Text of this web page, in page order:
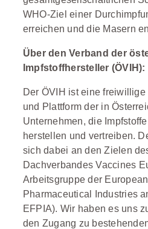
WHO-Ziel einer
erreichen und die Masern
Über den Verband der
Impfstoffhersteller (ÖVIH):
Der ÖVIH ist eine
und Plattform der in
Unternehmen, die
herstellen und vertreiben.
sich dabei an den Zielen
Dachverbandes Vaccines
Arbeitsgruppe der
Pharmaceutical Industries
EFPIA). Wir haben es uns
den Zugang zu